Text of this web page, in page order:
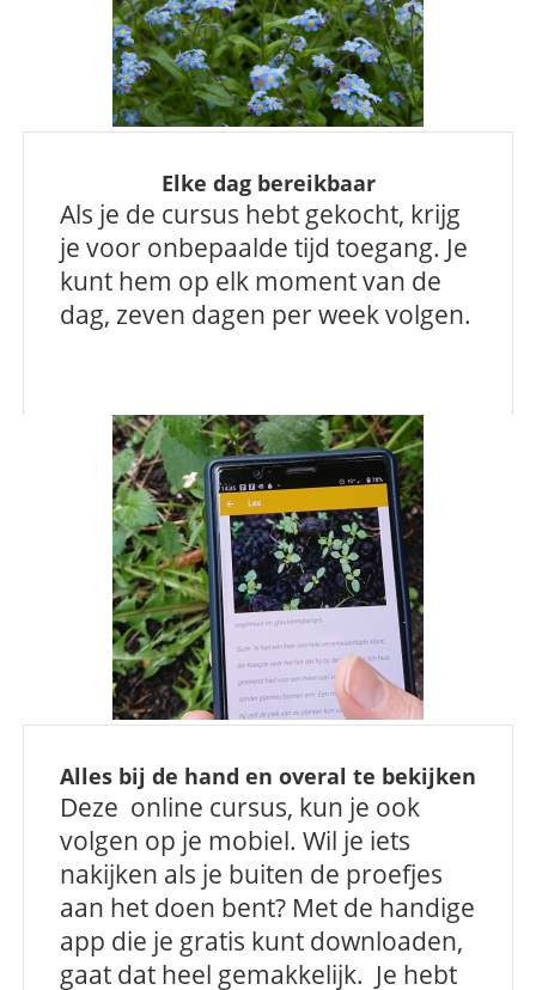
Elke dag bereikbaar
Als je de cursus hebt gekocht, krijg
je voor onbepaalde tijd toegang. Je
kunt hem op elk moment van de
dag, zeven dagen per week volgen.
Alles bij de hand en overal te bekijken
Deze online cursus, kun je ook
volgen op je mobiel. Wil je iets
nakijken als je buiten de proefjes
aan het doen bent? Met de handige
app die je gratis kunt downloaden,
gaat dat heel gemakkelijk. Je hebt